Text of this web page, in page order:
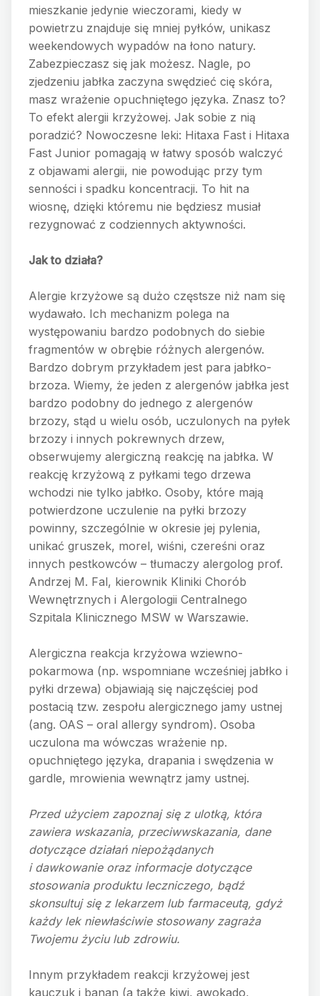
mieszkanie jedynie wieczorami, kiedy w
powietrzu znajduje się mniej pyłków, unikasz
weekendowych wypadów na łono natury.
Zabezpieczasz się jak możesz. Nagle, po
zjedzeniu jabłka zaczyna swędzieć cię skóra,
masz wrażenie opuchniętego języka. Znasz to?
To efekt alergii krzyżowej. Jak sobie z nią
poradzić? Nowoczesne leki: Hitaxa Fast i Hitaxa
Fast Junior pomagają w łatwy sposób walczyć
z objawami alergii, nie powodując przy tym
senności i spadku koncentracji. To hit na
wiosnę, dzięki któremu nie będziesz musiał
rezygnować z codziennych aktywności.
Jak to działa?
Alergie krzyżowe są dużo częstsze niż nam się
wydawało. Ich mechanizm polega na
występowaniu bardzo podobnych do siebie
fragmentów w obrębie różnych alergenów.
Bardzo dobrym przykładem jest para jabłko-
brzoza. Wiemy, że jeden z alergenów jabłka jest
bardzo podobny do jednego z alergenów
brzozy, stąd u wielu osób, uczulonych na pyłek
brzozy i innych pokrewnych drzew,
obserwujemy alergiczną reakcję na jabłka. W
reakcję krzyżową z pyłkami tego drzewa
wchodzi nie tylko jabłko. Osoby, które mają
potwierdzone uczulenie na pyłki brzozy
powinny, szczególnie w okresie jej pylenia,
unikać gruszek, morel, wiśni, czereśni oraz
innych pestkowców – tłumaczy alergolog prof.
Andrzej M. Fal, kierownik Kliniki Chorób
Wewnętrznych i Alergologii Centralnego
Szpitala Klinicznego MSW w Warszawie.
Alergiczna reakcja krzyżowa wziewno-
pokarmowa (np. wspomniane wcześniej jabłko i
pyłki drzewa) objawiają się najczęściej pod
postacią tzw. zespołu alergicznego jamy ustnej
(ang. OAS – oral allergy syndrom). Osoba
uczulona ma wówczas wrażenie np.
opuchniętego języka, drapania i swędzenia w
gardle, mrowienia wewnątrz jamy ustnej.
Przed użyciem zapoznaj się z ulotką, która
zawiera wskazania, przeciwwskazania, dane
dotyczące działań niepożądanych
i dawkowanie oraz informacje dotyczące
stosowania produktu leczniczego, bądź
skonsultuj się z lekarzem lub farmaceutą, gdyż
każdy lek niewłaściwie stosowany zagraża
Twojemu życiu lub zdrowiu.
Innym przykładem reakcji krzyżowej jest
kauczuk i banan (a także kiwi, awokado,